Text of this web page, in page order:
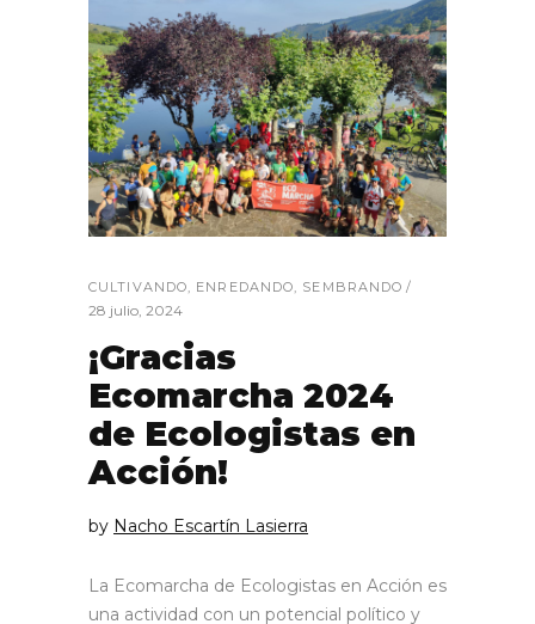
CULTIVANDO, ENREDANDO, SEMBRANDO
28 julio, 2024
¡Gracias
Ecomarcha 2024
de Ecologistas en
Acción!
by Nacho Escartín Lasierra
La Ecomarcha de Ecologistas en Acción es
una actividad con un potencial político y